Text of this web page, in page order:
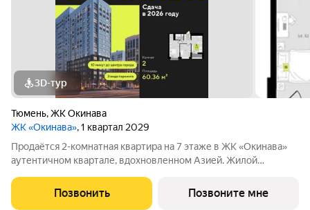
3D-тур
Тюмень,ЖК Окинава
ЖК «Окинава», 1 квартал 2029
Продаётся 2-комнатная квартира на 7 этаже в ЖК «Окинава»
аутентичном квартале, вдохновленном Азией. Жилой
Алебашевская, среди трёх парков и двух живописных озёр. В
шаговой доступности уже открыты
Позвонить Позвоните мне